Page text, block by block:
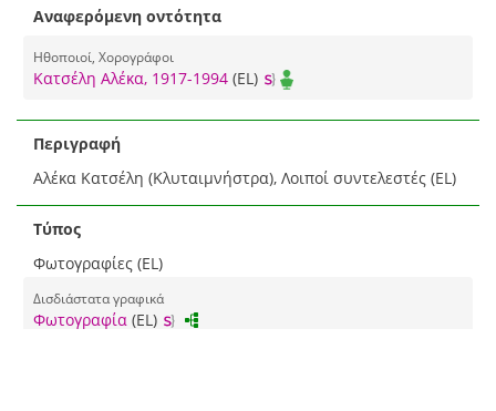
Αναφερόμενη οντότητα
Ηθοποιοί, Χορογράφοι
Κατσέλη Αλέκα, 1917-1994 (EL)
Περιγραφή
Αλέκα Κατσέλη (Κλυταιμνήστρα), Λοιποί συντελεστές (EL)
Τύπος
Φωτογραφίες (EL)
Δισδιάστατα γραφικά
Φωτογραφία (EL)